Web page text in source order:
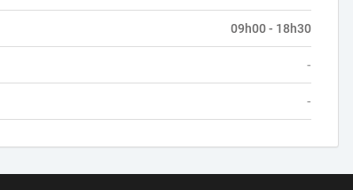
09h00 - 18h30
-
-